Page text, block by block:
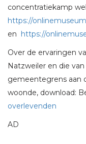
concentratiekamp
https://
en https://
Over de ervaringen
Natzweiler en die
gemeentegrens aan
woonde, download:
overlevenden
AD